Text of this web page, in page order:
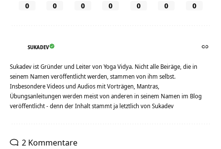
0 0 0 0 0 0 0
SUKADEV
Sukadev ist Gründer und Leiter von Yoga Vidya. Nicht alle Beiräge, die in
seinem Namen veröffentlicht werden, stammen von ihm selbst.
Insbesondere Videos und Audios mit Vorträgen, Mantras,
Übungsanleitungen werden meist von anderen in seinem Namen im Blog
veröffentlicht - denn der Inhalt stammt ja letztlich von Sukadev
2 Kommentare